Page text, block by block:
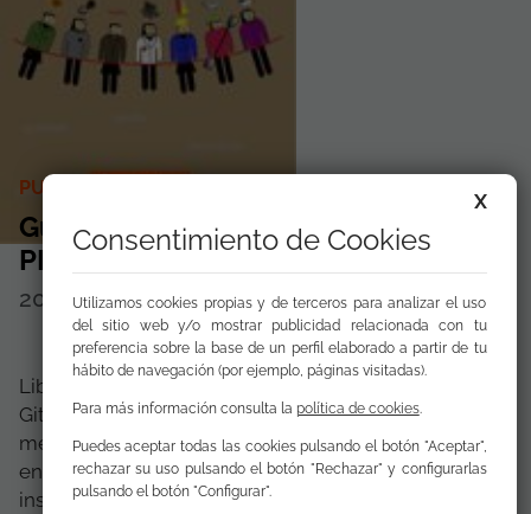
PUBLICACIONES EN COLABORACIÓN
Guía BPE de la FSG en el PLEM
PLEM (2008-2011)
2010 Disponible paradescargar
Libro electrónico que la Fundación Secretariado
Gitano ha editado como herramienta
metodológica resumen de sus buenas prácticas
en orientación, mediación, prospección e
inserción laboral con personas desempleadas
X
Consentimiento de Cookies
Utilizamos cookies propias y de terceros para analizar el uso
del sitio web y/o mostrar publicidad relacionada con tu
preferencia sobre la base de un perfil elaborado a partir de tu
hábito de navegación (por ejemplo, páginas visitadas).
Para más información consulta la política de cookies.
Puedes aceptar todas las cookies pulsando el botón "Aceptar",
rechazar su uso pulsando el botón "Rechazar" y configurarlas
pulsando el botón "Configurar".